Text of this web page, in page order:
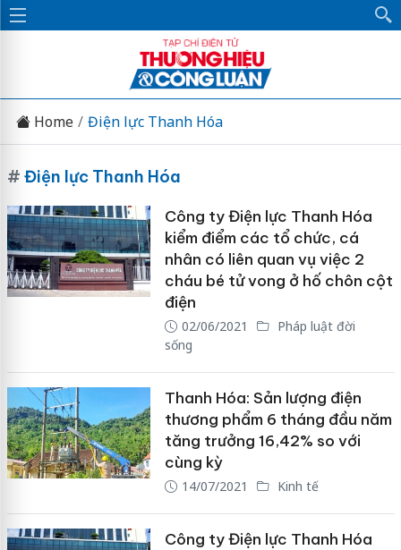
Home Điện lực Thanh Hóa
# Điện lực Thanh Hóa
Công ty Điện lực Thanh Hóa
kiểm điểm các tổ chức, cá
nhân có liên quan vụ việc 2
cháu bé tử vong ở hố chôn cột
điện
02/06/2021
Pháp luật đời
sống
Thanh Hóa: Sản lượng điện
thương phẩm 6 tháng đầu năm
tăng trưởng 16,42% so với
cùng kỳ
14/07/2021 Kinh tế
Công ty Điện lực Thanh Hóa